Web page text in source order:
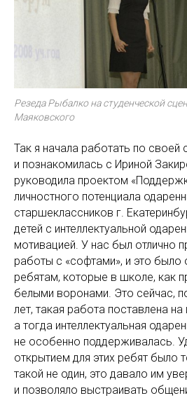
Резеда Рыбалко на студенческой
Маяковского
Так я начала работать по своей
и познакомилась с Ириной
руководила проектом
личностного потенциала
старшеклассников г.
детей с интеллектуальной
мотивацией. У нас был отлично
работы с «софтами», и это было
ребятам, которые в школе, как
белыми воронами. Это сейчас,
лет, такая работа поставлена
а тогда интеллектуальная
не особенно поддерживалась.
открытием для этих ребят было
такой не один, это давало им
и позволяло выстраивать